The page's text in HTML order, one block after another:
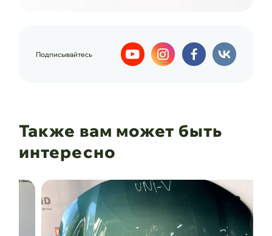
Подписывайтесь
Также вам может быть
интересно